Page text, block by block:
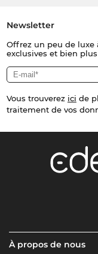
Newsletter
Offrez un peu de luxe
exclusives et bien
Vous trouverez ici de
traitement de vos
À propos de nous